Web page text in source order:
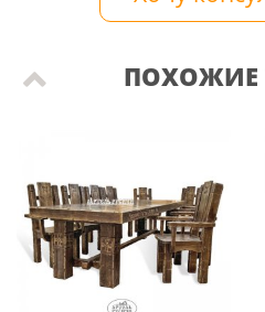
ПОХОЖИЕ